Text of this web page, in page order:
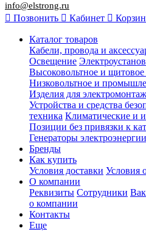
info@elstrong.ru
Позвонить Кабинет
Каталог товаров
Кабели, провода и
Освещение
Высоковольтное и щитовое
Низковольтное и
Изделия для
Устройства и средства
техника Климатические и
Позиции без привязки к
Генераторы
Бренды
Как купить
Условия доставки Условия
О компании
Реквизиты Сотрудники
о компании
Контакты
Еще